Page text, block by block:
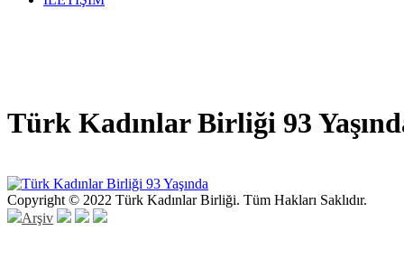
Türk Kadınlar Birliği 93
Copyright © 2022 Türk Kadınlar Birliği. Tüm Hakları Saklıdır.
Arşiv